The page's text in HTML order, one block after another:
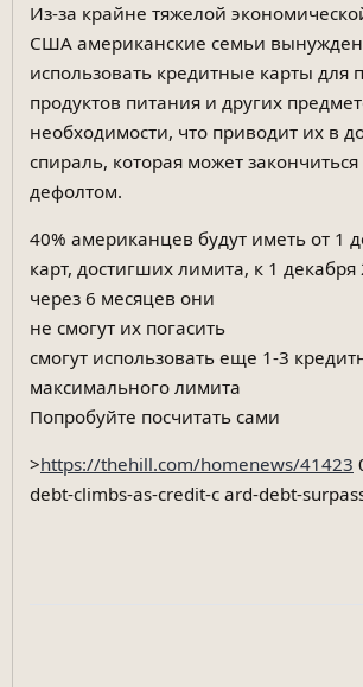
Из-за крайне тяжелой
США американские семьи
использовать кредитные карты для
продуктов питания и других
необходимости, что приводит их в
спираль, которая может закончиться
дефолтом.
40% американцев будут иметь от 1
карт, достигших лимита, к 1 декабря
через 6 месяцев они
не смогут их погасить
смогут использовать еще 1-3
максимального лимита
Попробуйте посчитать сами
>https://thehill.com/homenews/41423
debt-climbs-as-credit-c ard-debt-